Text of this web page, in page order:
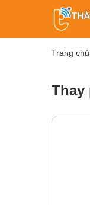
Trang chủ
Thay